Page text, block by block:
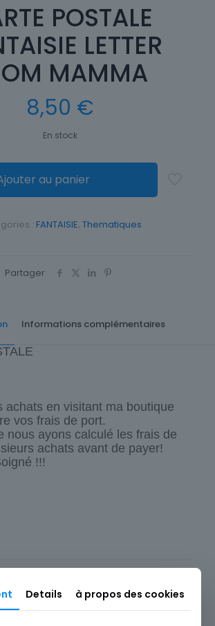
POSTALE
LETTER
MAMMA
8,50 €
En stock
au panier
: FANTAISIE, Thematiques
Partager
Informations complémentaires
achats en visitant ma boutique
vos frais de port.
nous ayons calculé les frais de
achats avant de payer!
!!!
Details à propos des cookies